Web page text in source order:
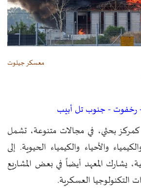
معسكر جيلوت
- رخفوت - جنوب تل أبيب
بحثي، في مجالات متنوعة، تشمل
والأحياء والكيمياء الحيوية. إلى
يشارك المعهد أيضاً في بعض المشاريع
التكنولوجيا العسكرية.